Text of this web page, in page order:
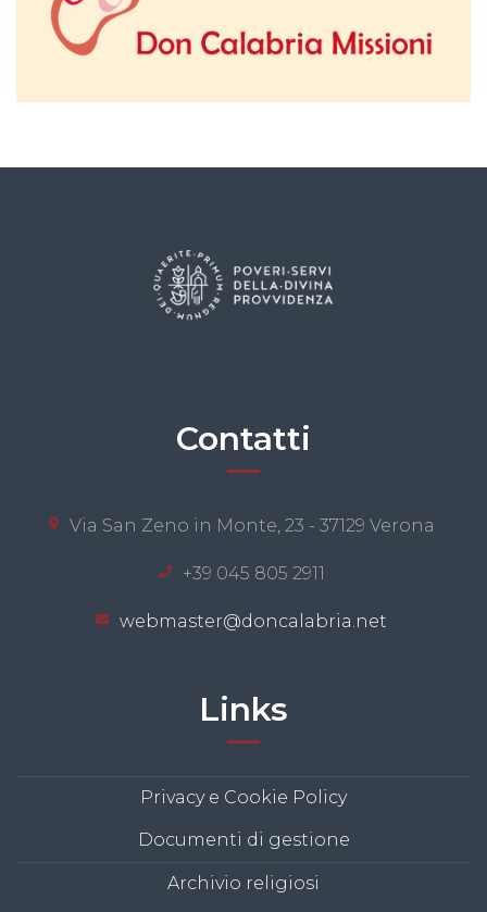
Contatti
Via San Zeno in Monte, 23 - 37129 Verona
+39 045 805 2911
webmaster@doncalabria.net
Links
Privacy e Cookie Policy
Documenti di gestione
Archivio religiosi